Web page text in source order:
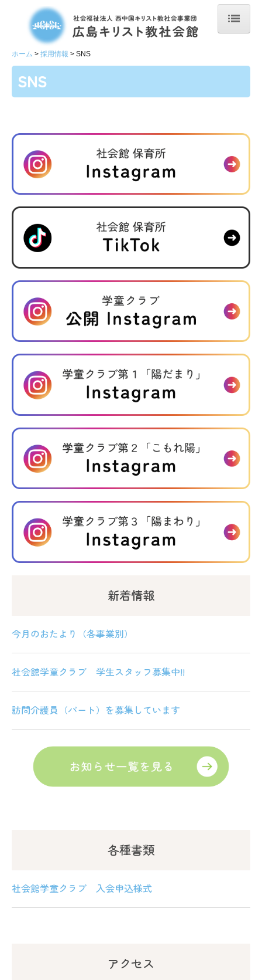
ホーム
共通のお知らせ
社会館について
保育事業
社会館 学童クラブ
スペース こむぎ
デイサービス かりん
訪問介護 かりん
生活介護事業所 かりん
広島キリスト教社会館 虹カフェ
情報公開
各種書類
ホーム 採用情報 SNS
SNS
新着情報
今月のおたより（各事業別）
社会館学童クラブ 学生スタッフ募集中!!
訪問介護員（パート）を募集しています
各種書類
社会館学童クラブ 入会申込様式
アクセス